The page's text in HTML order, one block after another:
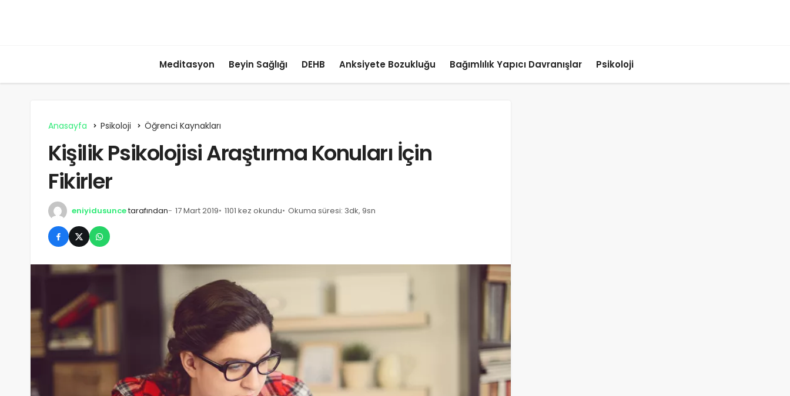
Meditasyon Beyin Sağlığı DEHB Anksiyete Bozukluğu Bağımlılık Yapıcı Davranışlar Psikoloji
Anasayfa Psikoloji Öğrenci Kaynakları
Kişilik Psikolojisi Araştırma Konuları İçin
Fikirler
eniyidusuncetarafından 17 Mart 2019 1101 kez okundu Okuma süresi: 3dk, 9sn